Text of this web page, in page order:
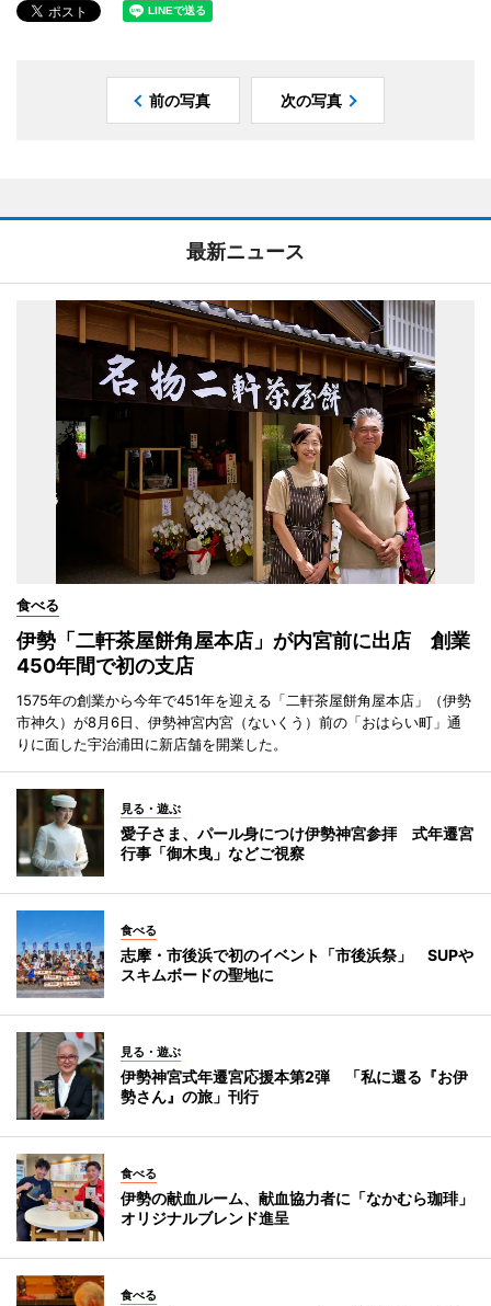
前の写真 次の写真
最新ニュース
食べる
伊勢「二軒茶屋餅角屋本店」が内宮前に出店 創業
450年間で初の支店
1575年の創業から今年で451年を迎える「二軒茶屋餅角屋本店」（伊勢
市神久）が8月6日、伊勢神宮内宮（ないくう）前の「おはらい町」通
りに面した宇治浦田に新店舗を開業した。
見る・遊ぶ
愛子さま、パール身につけ伊勢神宮参拝 式年遷宮
行事「御木曳」などご視察
食べる
志摩・市後浜で初のイベント「市後浜祭」 SUPや
スキムボードの聖地に
見る・遊ぶ
伊勢神宮式年遷宮応援本第2弾 「私に還る『お伊
勢さん』の旅」刊行
食べる
伊勢の献血ルーム、献血協力者に「なかむら珈琲」
オリジナルブレンド進呈
食べる